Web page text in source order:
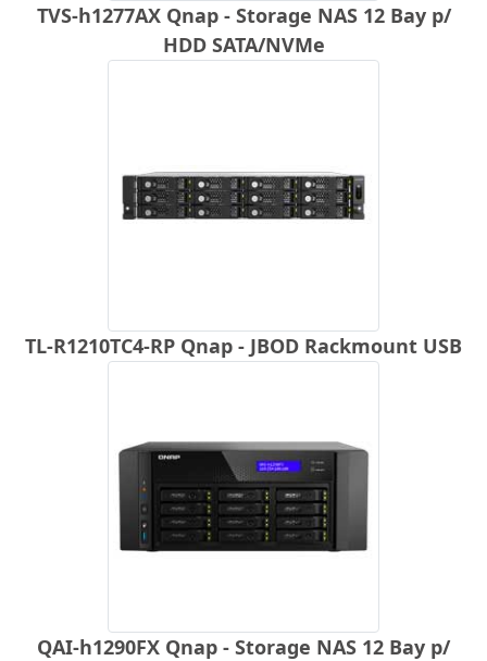
TVS-h1277AX Qnap - Storage NAS 12 Bay p/
HDD SATA/NVMe
TL-R1210TC4-RP Qnap - JBOD Rackmount USB
QAI-h1290FX Qnap - Storage NAS 12 Bay p/